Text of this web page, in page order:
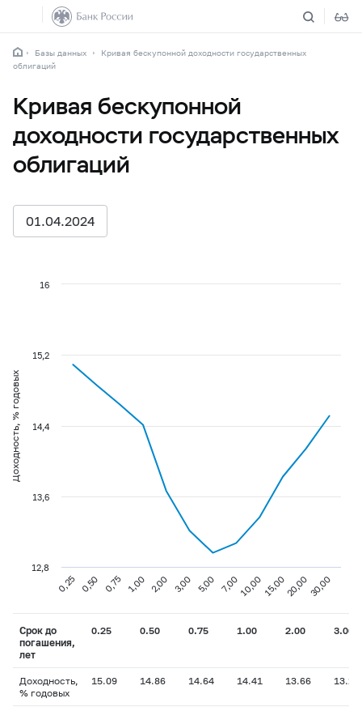
Базы данных
Кривая бескупонной доходности государственных
облигаций
Кривая бескупонной
доходности государственных
облигаций
01.04.2024
Доходность, % годовых
0,25 0,50 0,75 1,00 2,00 3,00 5,00 7,0010,0015,0020,0030,00
12,8
13,6
14,4
15,2
16
Срок до
погашения,
лет
0.25 0.50 0.75 1.00 2.00 3.00
Доходность,
% годовых
15.09 14.86 14.64 14.41 13.66 13.21